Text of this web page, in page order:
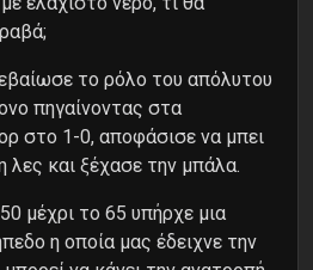
το ρόλο του απόλυτου
πηγαίνοντας στα
στο 1-0, αποφάσισε να μπει
λες και ξέχασε την μπάλα.
μέχρι το 65 υπήρχε μια
η οποία μας έδειχνε την